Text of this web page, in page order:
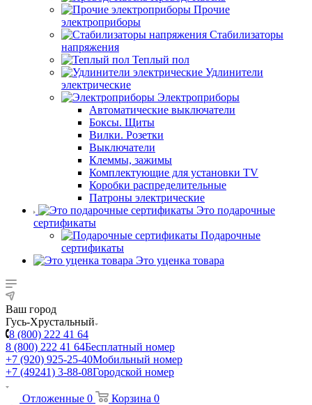
Прочие
электроприборы
Стабилизаторы
напряжения
Теплый пол
Удлинители
электрические
Электроприборы
Автоматические выключатели
Боксы. Щиты
Вилки. Розетки
Выключатели
Клеммы, зажимы
Комплектующие для установки TV
Коробки распределительные
Патроны электрические
Это подарочные
сертификаты
Подарочные
сертификаты
Это уценка товара
Ваш город
Гусь-Хрустальный
8 (800) 222 41 64
8 (800) 222 41 64Бесплатный номер
+7 (920) 925-25-40Мобильный номер
+7 (49241) 3-88-08Городской номер
Отложенные 0 Корзина 0